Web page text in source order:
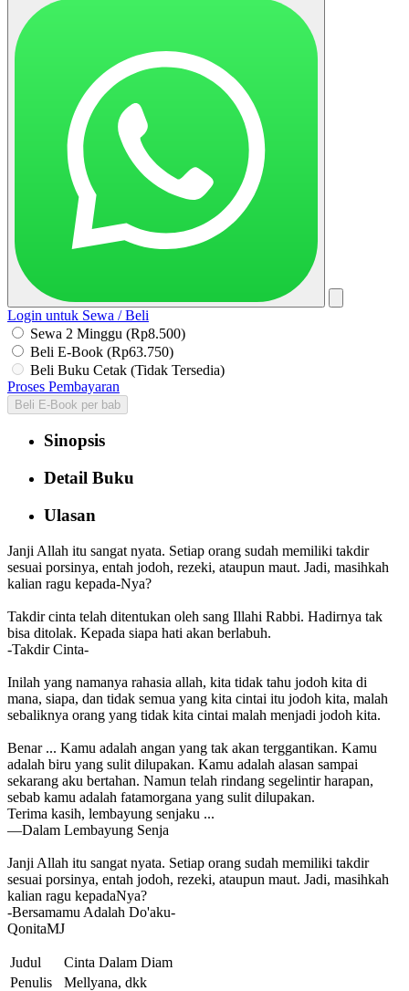
Login untuk Sewa / Beli
Sewa 2 Minggu (Rp8.500)
Beli E-Book (Rp63.750)
Beli Buku Cetak (Tidak Tersedia)
Proses Pembayaran
Beli E-Book per bab
Sinopsis
Detail Buku
Ulasan
Janji Allah itu sangat nyata. Setiap orang sudah memiliki takdir
sesuai porsinya, entah jodoh, rezeki, ataupun maut. Jadi, masihkah
kalian ragu kepada-Nya?
Takdir cinta telah ditentukan oleh sang Illahi Rabbi. Hadirnya tak
bisa ditolak. Kepada siapa hati akan berlabuh.
-Takdir Cinta-
Inilah yang namanya rahasia allah, kita tidak tahu jodoh kita di
mana, siapa, dan tidak semua yang kita cintai itu jodoh kita, malah
sebaliknya orang yang tidak kita cintai malah menjadi jodoh kita.
Benar ... Kamu adalah angan yang tak akan terggantikan. Kamu
adalah biru yang sulit dilupakan. Kamu adalah alasan sampai
sekarang aku bertahan. Namun telah rindang segelintir harapan,
sebab kamu adalah fatamorgana yang sulit dilupakan.
Terima kasih, lembayung senjaku ...
—Dalam Lembayung Senja
Janji Allah itu sangat nyata. Setiap orang sudah memiliki takdir
sesuai porsinya, entah jodoh, rezeki, ataupun maut. Jadi, masihkah
kalian ragu kepadaNya?
-Bersamamu Adalah Do'aku-
QonitaMJ
Judul
Cinta Dalam Diam
Penulis
Mellyana, dkk